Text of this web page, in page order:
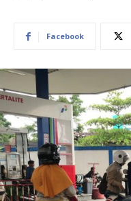
Facebook